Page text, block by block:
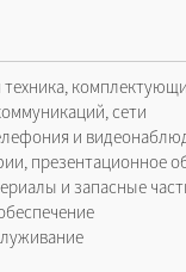
сети
и
презентационное
и запасные